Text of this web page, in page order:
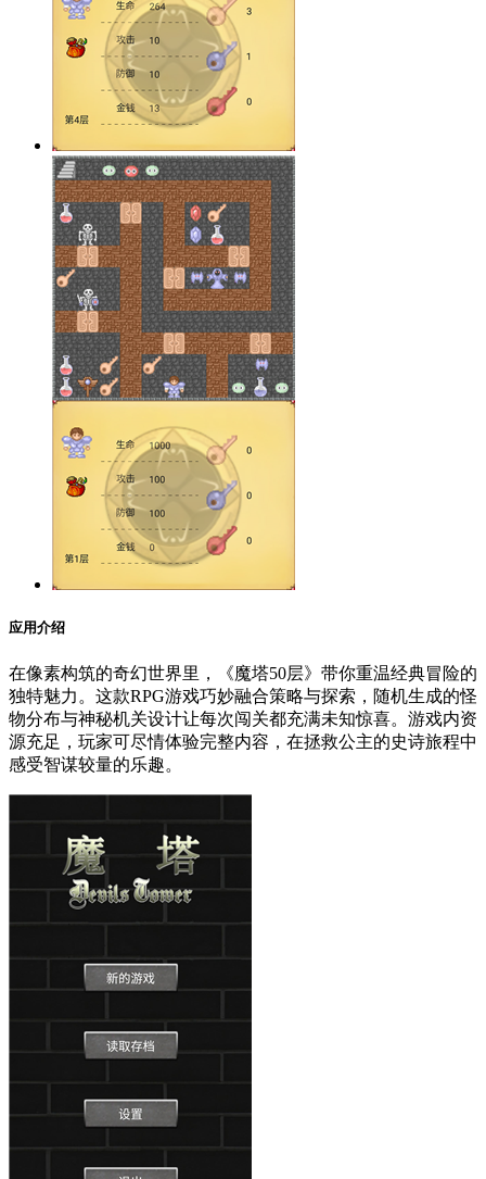
应用介绍
在像素构筑的奇幻世界里，《魔塔50层》带你重温经典冒险的
独特魅力。这款RPG游戏巧妙融合策略与探索，随机生成的怪
物分布与神秘机关设计让每次闯关都充满未知惊喜。游戏内资
源充足，玩家可尽情体验完整内容，在拯救公主的史诗旅程中
感受智谋较量的乐趣。